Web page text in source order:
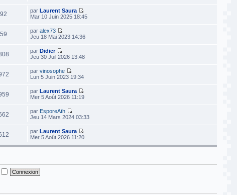
parLaurent Saura
Mar 10 Juin 2025 18:45
paralex73
Jeu 18 Mai 2023 14:36
parDidier
Jeu 30 Juil 2026 13:48
parvinosophe
Lun 5 Juin 2023 19:34
parLaurent Saura
Mer 5 Août 2026 11:19
par EsporeAth
Jeu 14 Mars 2024 03:33
parLaurent Saura
Mer 5 Août 2026 11:20